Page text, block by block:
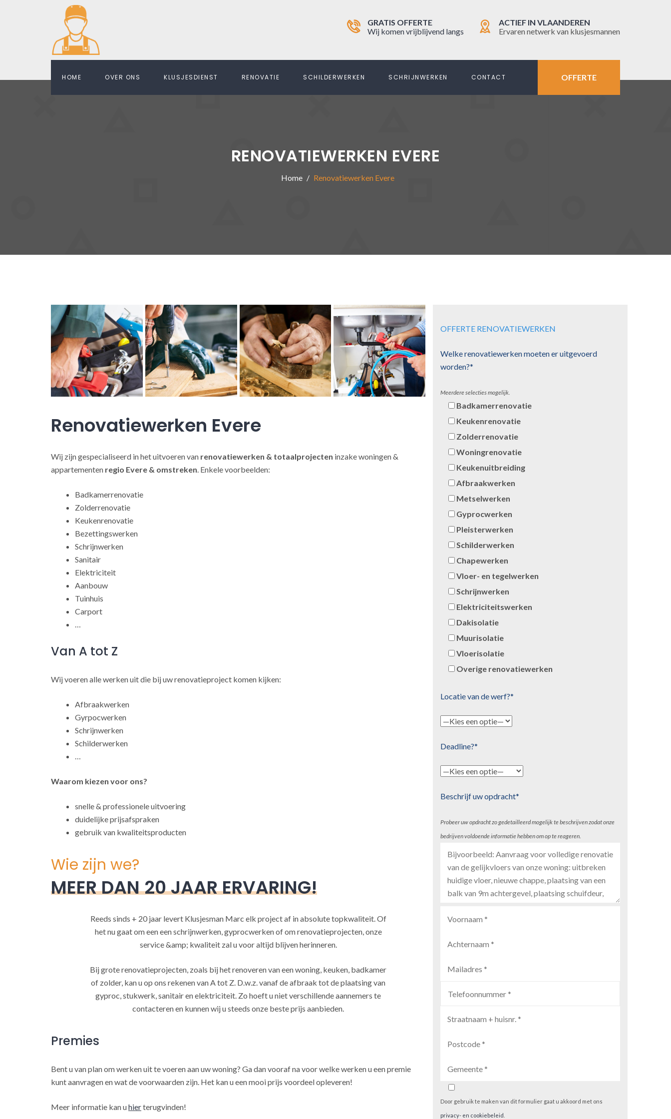
GRATIS OFFERTE
Wij komen vrijblijvend langs
ACTIEF IN VLAANDEREN
Ervaren netwerk van klusjesmannen
HOME OVER ONS KLUSJESDIENST RENOVATIE SCHILDERWERKEN SCHRIJNWERKEN CONTACT OFFERTE
RENOVATIEWERKEN EVERE
Home Renovatiewerken Evere
Renovatiewerken Evere
Wij zijn gespecialiseerd in het uitvoeren van renovatiewerken & totaalprojecten inzake woningen &
appartementen regio Evere & omstreken . Enkele voorbeelden:
Badkamerrenovatie
Zolderrenovatie
Keukenrenovatie
Bezettingswerken
Schrijnwerken
Sanitair
Elektriciteit
Aanbouw
Tuinhuis
Carport
Van A tot Z
Wij voeren alle werken uit die bij uw renovatieproject komen kijken:
Afbraakwerken
Gyrpocwerken
Schrijnwerken
Schilderwerken
Waarom kiezen voor ons?
snelle & professionele uitvoering
duidelijke prijsafspraken
gebruik van kwaliteitsproducten
Wie zijn we?
MEER DAN 20 JAAR ERVARING!
Reeds sinds + 20 jaar levert Klusjesman Marc elk project af in absolute topkwaliteit. Of
het nu gaat om een een schrijnwerken, gyprocwerken of om renovatieprojecten, onze
service &amp; kwaliteit zal u voor altijd blijven herinneren.
Bij grote renovatieprojecten, zoals bij het renoveren van een woning, keuken, badkamer
of zolder, kan u op ons rekenen van A tot Z. D.w.z. vanaf de afbraak tot de plaatsing van
gyproc, stukwerk, sanitair en elektriciteit. Zo hoeft u niet verschillende aannemers te
contacteren en kunnen wij u steeds onze beste prijs aanbieden.
Premies
Bent u van plan om werken uit te voeren aan uw woning? Ga dan vooraf na voor welke werken u een premie
kunt aanvragen en wat de voorwaarden zijn. Het kan u een mooi prijs voordeel opleveren!
Meer informatie kan uhierterugvinden!
OFFERTE RENOVATIEWERKEN
Welke renovatiewerken moeten er uitgevoerd
worden?*
Meerdere selecties mogelijk.
Badkamerrenovatie
Keukenrenovatie
Zolderrenovatie
Woningrenovatie
Keukenuitbreiding
Afbraakwerken
Metselwerken
Gyprocwerken
Pleisterwerken
Schilderwerken
Chapewerken
Vloer- en tegelwerken
Schrijnwerken
Elektriciteitswerken
Dakisolatie
Muurisolatie
Vloerisolatie
Overige renovatiewerken
Locatie van de werf?*
Deadline?*
Beschrijf uw opdracht*
Probeer uw opdracht zo gedetailleerd mogelijk te beschrijven zodat onze
bedrijven voldoende informatie hebben om op te reageren.
Door gebruik te maken van dit formulier gaat u akkoord met ons
privacy- en cookiebeleid